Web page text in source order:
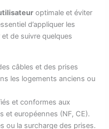
optimale et éviter
d’appliquer les
de suivre quelques
câbles et des prises
les logements anciens ou
et conformes aux
et européennes (NF, CE).
ou la surcharge des prises.